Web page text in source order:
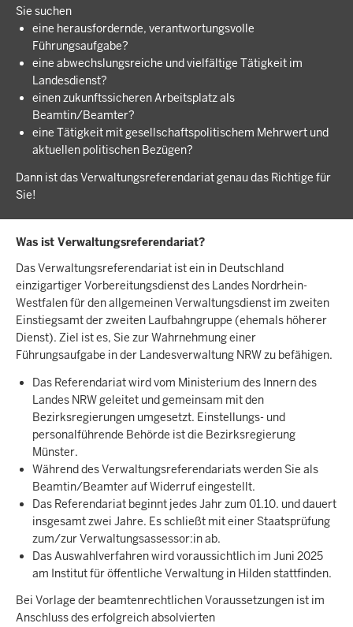
Sie suchen
eine herausfordernde, verantwortungsvolle
Führungsaufgabe?
eine abwechslungsreiche und vielfältige Tätigkeit im
Landesdienst?
einen zukunftssicheren Arbeitsplatz als
Beamtin/Beamter?
eine Tätigkeit mit gesellschaftspolitischem Mehrwert und
aktuellen politischen Bezügen?
Dann ist das Verwaltungsreferendariat genau das Richtige für
Sie!
Was ist Verwaltungsreferendariat?
Das Verwaltungsreferendariat ist ein in Deutschland
einzigartiger Vorbereitungsdienst des Landes Nordrhein-
Westfalen für den allgemeinen Verwaltungsdienst im zweiten
Einstiegsamt der zweiten Laufbahngruppe (ehemals höherer
Dienst). Ziel ist es, Sie zur Wahrnehmung einer
Führungsaufgabe in der Landesverwaltung NRW zu befähigen.
Das Referendariat wird vom Ministerium des Innern des
Landes NRW geleitet und gemeinsam mit den
Bezirksregierungen umgesetzt. Einstellungs- und
personalführende Behörde ist die Bezirksregierung
Münster.
Während des Verwaltungsreferendariats werden Sie als
Beamtin/Beamter auf Widerruf eingestellt.
Das Referendariat beginnt jedes Jahr zum 01.10. und dauert
insgesamt zwei Jahre. Es schließt mit einer Staatsprüfung
zum/zur Verwaltungsassessor:in ab.
Das Auswahlverfahren wird voraussichtlich im Juni 2025
am Institut für öffentliche Verwaltung in Hilden stattfinden.
Bei Vorlage der beamtenrechtlichen Voraussetzungen ist im
Anschluss des erfolgreich absolvierten